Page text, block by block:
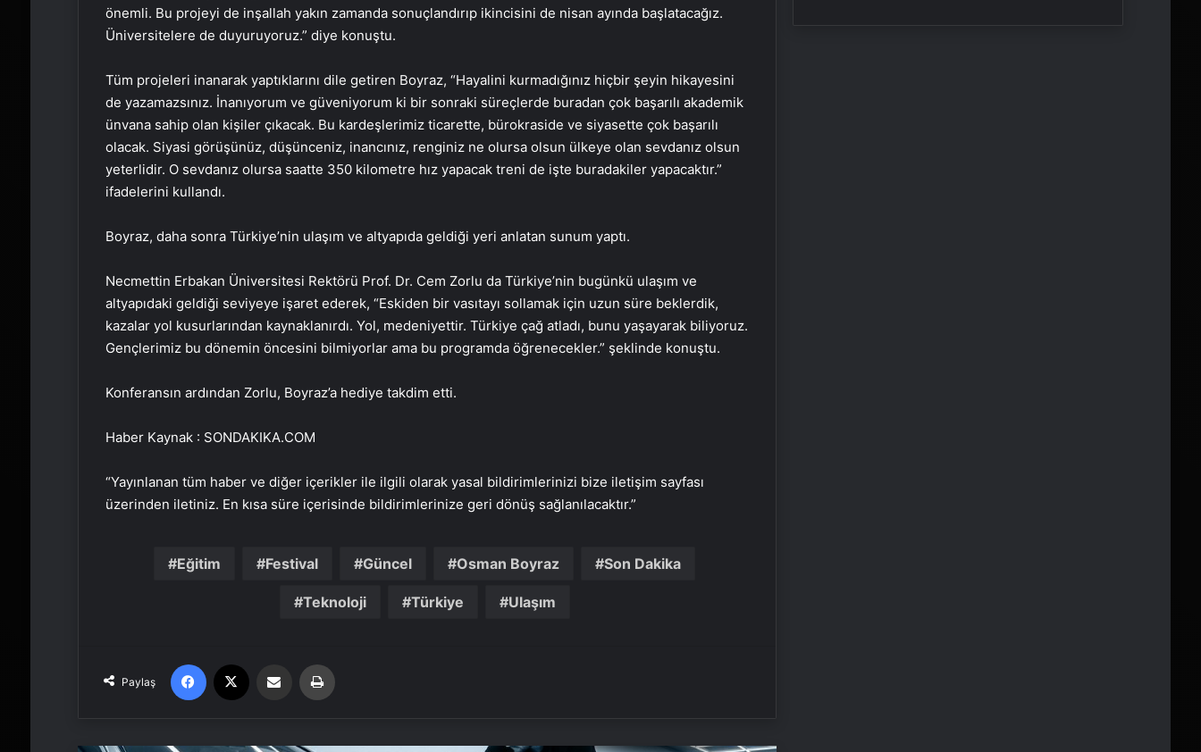
önemli. Bu projeyi de inşallah yakın zamanda sonuçlandırıp ikincisini de nisan ayında başlatacağız.
Üniversitelere de duyuruyoruz.” diye konuştu.
Tüm projeleri inanarak yaptıklarını dile getiren Boyraz, “Hayalini kurmadığınız hiçbir şeyin hikayesini
de yazamazsınız. İnanıyorum ve güveniyorum ki bir sonraki süreçlerde buradan çok başarılı akademik
ünvana sahip olan kişiler çıkacak. Bu kardeşlerimiz ticarette, bürokraside ve siyasette çok başarılı
olacak. Siyasi görüşünüz, düşünceniz, inancınız, renginiz ne olursa olsun ülkeye olan sevdanız olsun
yeterlidir. O sevdanız olursa saatte 350 kilometre hız yapacak treni de işte buradakiler yapacaktır.”
ifadelerini kullandı.
Boyraz, daha sonra Türkiye’nin ulaşım ve altyapıda geldiği yeri anlatan sunum yaptı.
Necmettin Erbakan Üniversitesi Rektörü Prof. Dr. Cem Zorlu da Türkiye’nin bugünkü ulaşım ve
altyapıdaki geldiği seviyeye işaret ederek, “Eskiden bir vasıtayı sollamak için uzun süre beklerdik,
kazalar yol kusurlarından kaynaklanırdı. Yol, medeniyettir. Türkiye çağ atladı, bunu yaşayarak biliyoruz.
Gençlerimiz bu dönemin öncesini bilmiyorlar ama bu programda öğrenecekler.” şeklinde konuştu.
Konferansın ardından Zorlu, Boyraz’a hediye takdim etti.
Haber Kaynak : SONDAKIKA.COM
“Yayınlanan tüm haber ve diğer içerikler ile ilgili olarak yasal bildirimlerinizi bize iletişim sayfası
üzerinden iletiniz. En kısa süre içerisinde bildirimlerinize geri dönüş sağlanılacaktır.”
Eğitim Festival Güncel Osman Boyraz Son Dakika
Teknoloji Türkiye Ulaşım
Paylaş
Facebook Email'den paylaş
ve Türk dış politikasına övgü
reklam panosunu kadının üzerine
düştü